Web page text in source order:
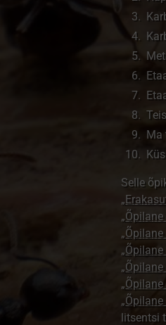
Ma
Selle
litsentsi